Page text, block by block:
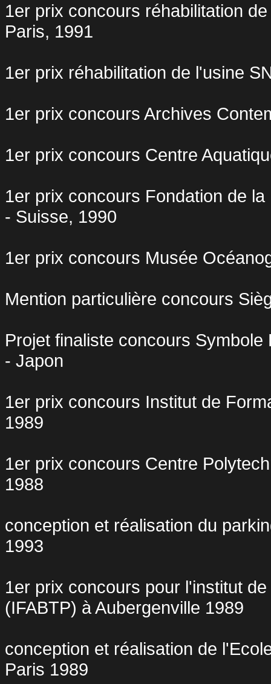
1er prix concours réhabilitation
Paris, 1991
1er prix réhabilitation de l'usine
1er prix concours Archives
1er prix concours Centre
1er prix concours Fondation de
- Suisse, 1990
1er prix concours Musée
Mention particulière concours
Projet finaliste concours
- Japon
1er prix concours Institut de
1989
1er prix concours Centre
1988
conception et réalisation du
1993
1er prix concours pour l'institut
(IFABTP) à Aubergenville 1989
conception et réalisation de
Paris 1989